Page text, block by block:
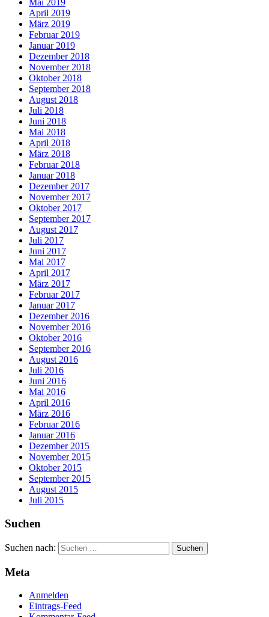
Mai 2019
April 2019
März 2019
Februar 2019
Januar 2019
Dezember 2018
November 2018
Oktober 2018
September 2018
August 2018
Juli 2018
Juni 2018
Mai 2018
April 2018
März 2018
Februar 2018
Januar 2018
Dezember 2017
November 2017
Oktober 2017
September 2017
August 2017
Juli 2017
Juni 2017
Mai 2017
April 2017
März 2017
Februar 2017
Januar 2017
Dezember 2016
November 2016
Oktober 2016
September 2016
August 2016
Juli 2016
Juni 2016
Mai 2016
April 2016
März 2016
Februar 2016
Januar 2016
Dezember 2015
November 2015
Oktober 2015
September 2015
August 2015
Juli 2015
Suchen
Suchen nach:
Meta
Anmelden
Eintrags-Feed